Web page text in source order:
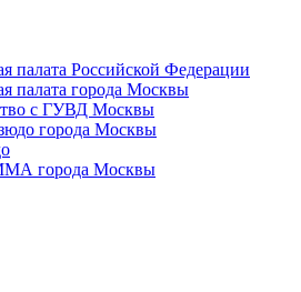
палата Российской Федерации
палата города Москвы
с ГУВД Москвы
города Москвы
города Москвы